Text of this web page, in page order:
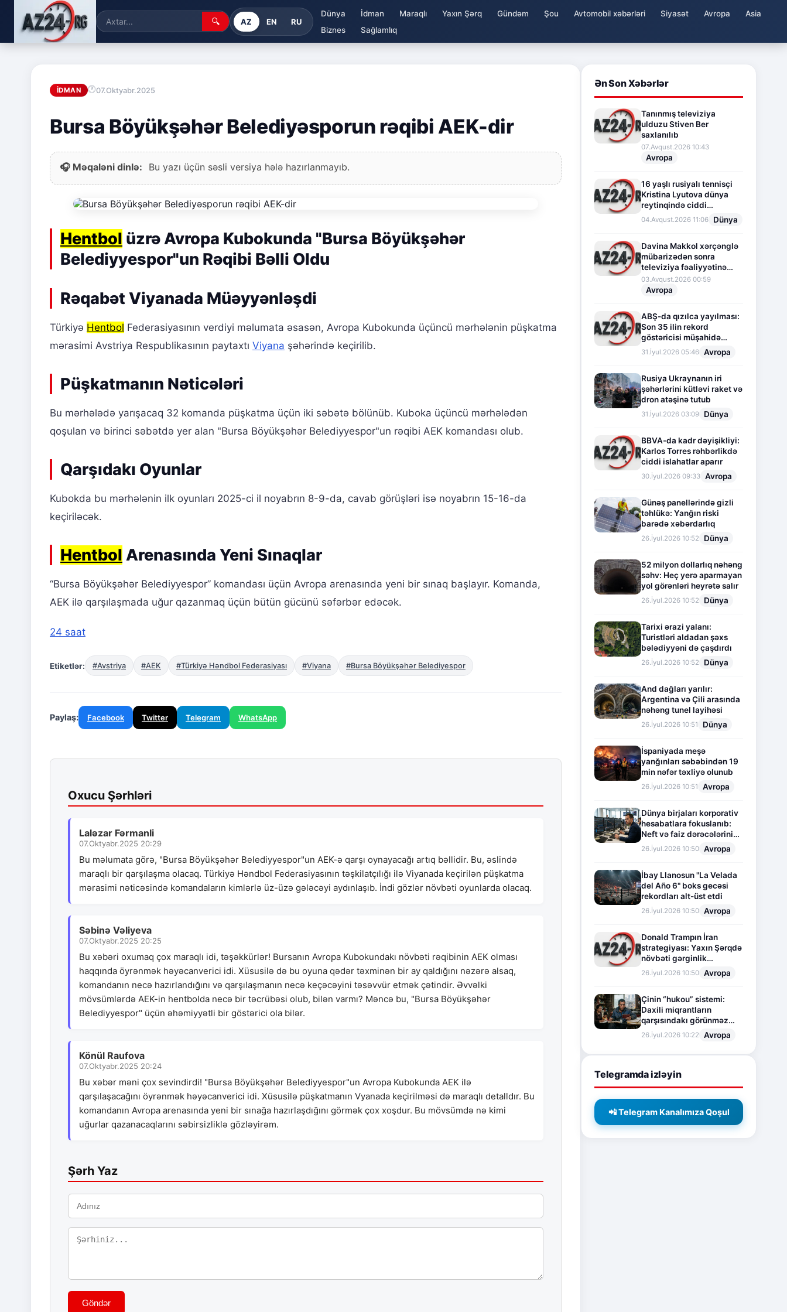
🔍 AZ EN RU
Dünya İdman Maraqlı Yaxın Şərq Gündəm Şou Avtomobil xəbərləri Siyasət Avropa
Asia
Biznes
Sağlamlıq
İDMAN 07.Oktyabr.2025
Bursa Böyükşəhər Belediyəsporun rəqibi AEK-dir
🎧 Məqaləni dinlə: Bu yazı üçün səsli versiya hələ hazırlanmayıb.
Hentbol üzrə Avropa Kubokunda "Bursa Böyükşəhər
Belediyyespor"un Rəqibi Bəlli Oldu
Rəqabət Viyanada Müəyyənləşdi
Türkiyə Hentbol Federasiyasının verdiyi məlumata əsasən, Avropa Kubokunda üçüncü mərhələnin püşkatma
mərasimi Avstriya Respublikasının paytaxtı Viyana şəhərində keçirilib.
Püşkatmanın Nəticələri
Bu mərhələdə yarışacaq 32 komanda püşkatma üçün iki səbətə bölünüb. Kuboka üçüncü mərhələdən
qoşulan və birinci səbətdə yer alan "Bursa Böyükşəhər Belediyyespor"un rəqibi AEK komandası olub.
Qarşıdakı Oyunlar
Kubokda bu mərhələnin ilk oyunları 2025-ci il noyabrın 8-9-da, cavab görüşləri isə noyabrın 15-16-da
keçiriləcək.
Hentbol Arenasında Yeni Sınaqlar
“Bursa Böyükşəhər Belediyyespor” komandası üçün Avropa arenasında yeni bir sınaq başlayır. Komanda,
AEK ilə qarşılaşmada uğur qazanmaq üçün bütün gücünü səfərbər edəcək.
24 saat
Etiketlər: #Avstriya #AEK #Türkiyə Həndbol Federasiyası #Viyana #Bursa Böyükşəhər Belediyespor
Paylaş: Facebook Twitter Telegram WhatsApp
Oxucu Şərhləri
Laləzar Fərmanli
07.Oktyabr.2025 20:29
Bu məlumata görə, "Bursa Böyükşəhər Belediyyespor"un AEK-ə qarşı oynayacağı artıq bəllidir. Bu, əslində
maraqlı bir qarşılaşma olacaq. Türkiyə Həndbol Federasiyasının təşkilatçılığı ilə Viyanada keçirilən püşkatma
mərasimi nəticəsində komandaların kimlərlə üz-üzə gələcəyi aydınlaşıb. İndi gözlər növbəti oyunlarda olacaq.
Səbinə Vəliyeva
07.Oktyabr.2025 20:25
Bu xəbəri oxumaq çox maraqlı idi, təşəkkürlər! Bursanın Avropa Kubokundakı növbəti rəqibinin AEK olması
haqqında öyrənmək həyəcanverici idi. Xüsusilə də bu oyuna qədər təxminən bir ay qaldığını nəzərə alsaq,
komandanın necə hazırlandığını və qarşılaşmanın necə keçəcəyini təsəvvür etmək çətindir. Əvvəlki
mövsümlərdə AEK-in hentbolda necə bir təcrübəsi olub, bilən varmı? Məncə bu, "Bursa Böyükşəhər
Belediyyespor" üçün əhəmiyyətli bir göstərici ola bilər.
Könül Raufova
07.Oktyabr.2025 20:24
Bu xəbər məni çox sevindirdi! "Bursa Böyükşəhər Belediyyespor"un Avropa Kubokunda AEK ilə
qarşılaşacağını öyrənmək həyəcanverici idi. Xüsusilə püşkatmanın Vyanada keçirilməsi də maraqlı detalldır. Bu
komandanın Avropa arenasında yeni bir sınağa hazırlaşdığını görmək çox xoşdur. Bu mövsümdə nə kimi
uğurlar qazanacaqlarını səbirsizliklə gözləyirəm.
Şərh Yaz
Göndər
Ən Son Xəbərlər
Tanınmış televiziya
ulduzu Stiven Ber
saxlanılıb
07.Avqust.2026 10:43
Avropa
16 yaşlı rusiyalı tennisçi
Kristina Lyutova dünya
reytinqində ciddi
irəliləyişə imza atdı
04.Avqust.2026 11:06 Dünya
Davina Makkol xərçənglə
mübarizədən sonra
televiziya fəaliyyətinə
fasilə verir
03.Avqust.2026 00:59
Avropa
ABŞ-da qızılca yayılması:
Son 35 ilin rekord
göstəricisi müşahidə
olunur
31.İyul.2026 05:46 Avropa
Rusiya Ukraynanın iri
şəhərlərini kütləvi raket və
dron atəşinə tutub
31.İyul.2026 03:09 Dünya
BBVA-da kadr dəyişikliyi:
Karlos Torres rəhbərlikdə
ciddi islahatlar aparır
30.İyul.2026 09:33 Avropa
Günəş panellərində gizli
təhlükə: Yanğın riski
barədə xəbərdarlıq
26.İyul.2026 10:52 Dünya
52 milyon dollarlıq nəhəng
səhv: Heç yerə aparmayan
yol görənləri heyrətə salır
26.İyul.2026 10:52 Dünya
Tarixi ərazi yalanı:
Turistləri aldadan şəxs
bələdiyyəni də çaşdırdı
26.İyul.2026 10:52 Dünya
And dağları yarılır:
Argentina və Çili arasında
nəhəng tunel layihəsi
26.İyul.2026 10:51 Dünya
İspaniyada meşə
yanğınları səbəbindən 19
min nəfər təxliyə olunub
26.İyul.2026 10:51 Avropa
Dünya birjaları korporativ
hesabatlara fokuslanıb:
Neft və faiz dərəcələrinin
təsiri altında cari vəziyyət
26.İyul.2026 10:50 Avropa
İbay Llanosun "La Velada
del Año 6" boks gecəsi
rekordları alt-üst etdi
26.İyul.2026 10:50 Avropa
Donald Trampın İran
strategiyası: Yaxın Şərqdə
növbəti gərginlik
mərhələsi
26.İyul.2026 10:50 Avropa
Çinin “hukou” sistemi:
Daxili miqrantların
qarşısındakı görünməz
sədd
26.İyul.2026 10:22 Avropa
Telegramda izləyin
📲 Telegram Kanalımıza Qoşul